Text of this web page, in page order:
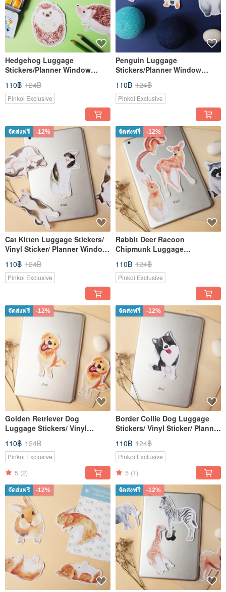
Hedgehog Luggage
Stickers/Planner Window
Laptop
110฿ 124฿
Pinkoi Exclusive
Penguin Luggage
Stickers/Planner Window
Laptop
110฿ 124฿
Pinkoi Exclusive
จัดส่งฟรี -12%
Cat Kitten Luggage Stickers/
Vinyl Sticker/ Planner Window
Laptop Cell Phones Bo
110฿ 124฿
Pinkoi Exclusive
จัดส่งฟรี -12%
Rabbit Deer Racoon
Chipmunk Luggage
Stickers/Planner Window
Laptop
110฿ 124฿
Pinkoi Exclusive
จัดส่งฟรี -12%
Golden Retriever Dog
Luggage Stickers/ Vinyl
Sticker/ Planner Window
Laptop Cell
110฿ 124฿
Pinkoi Exclusive
5 (2)
จัดส่งฟรี -12%
Border Collie Dog Luggage
Stickers/ Vinyl Sticker/ Planner
Window Laptop Cell Ph
110฿ 124฿
Pinkoi Exclusive
5 (1)
จัดส่งฟรี -12% จัดส่งฟรี -12%